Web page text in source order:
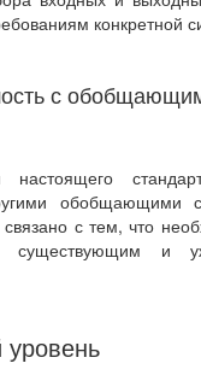
конкретной
с
настоящего
обобщающими
с тем, что
существующим и
уровень